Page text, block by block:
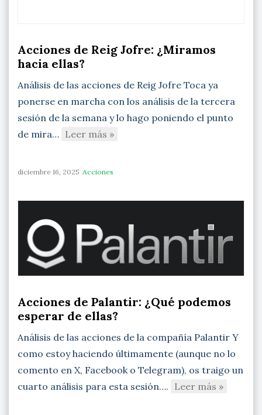
Acciones de Reig Jofre: ¿Miramos
hacia ellas?
Análisis de las acciones de Reig Jofre Toca ya
ponerse en marcha con los análisis de la tercera
sesión de la semana y lo hago poniendo el punto
de mira… Leer más »
diciembre 16, 2025 Acciones
Acciones de Palantir: ¿Qué podemos
esperar de ellas?
Análisis de las acciones de la compañía Palantir Y
como estoy haciendo últimamente (aunque no lo
comento en X, Facebook o Telegram), os traigo un
cuarto análisis para esta sesión…. Leer más »